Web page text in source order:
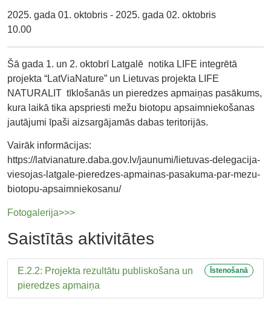
2025. gada 01. oktobris - 2025. gada 02. oktobris
10.00
Šā gada 1. un 2. oktobrī Latgalē notika LIFE integrētā
projekta “LatViaNature” un Lietuvas projekta LIFE
NATURALIT tīklošanās un pieredzes apmaiņas pasākums,
kura laikā tika apspriesti mežu biotopu apsaimniekošanas
jautājumi īpaši aizsargājamās dabas teritorijās.
Vairāk informācijas:
https://latvianature.daba.gov.lv/jaunumi/lietuvas-delegacija-
viesojas-latgale-pieredzes-apmainas-pasakuma-par-mezu-
biotopu-apsaimniekosanu/
Fotogalerija>>>
Saistītās aktivitātes
E.2.2: Projekta rezultātu publiskošana un
pieredzes apmaiņa
Īstenošanā